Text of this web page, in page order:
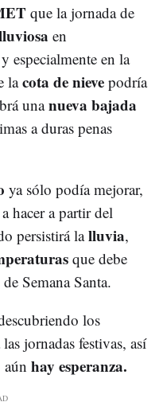
que la jornada de
en
especialmente en la
lacota de nieve podría
unanueva bajada
a duras penas
ya sólo podía mejorar,
hacer a partir del
persistirá lalluvia,
que debe
Semana Santa.
los
las jornadas festivas, así
hay esperanza.